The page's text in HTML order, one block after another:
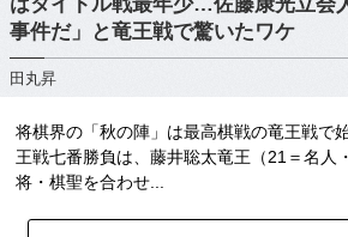
事件だ」と竜王戦で驚いたワケ
田丸昇
将棋界の「秋の陣」は最高棋戦の竜王戦で
王戦七番勝負は、藤井聡太竜王（21＝名人
将・棋聖を合わせ...